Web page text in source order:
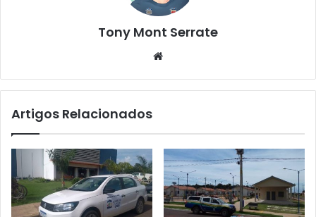
Tony Mont Serrate
te
Artigos Relacionados